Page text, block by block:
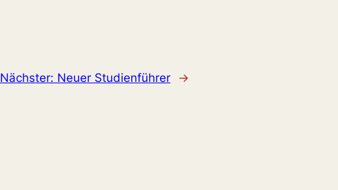
Nächster: Neuer Studienführer →